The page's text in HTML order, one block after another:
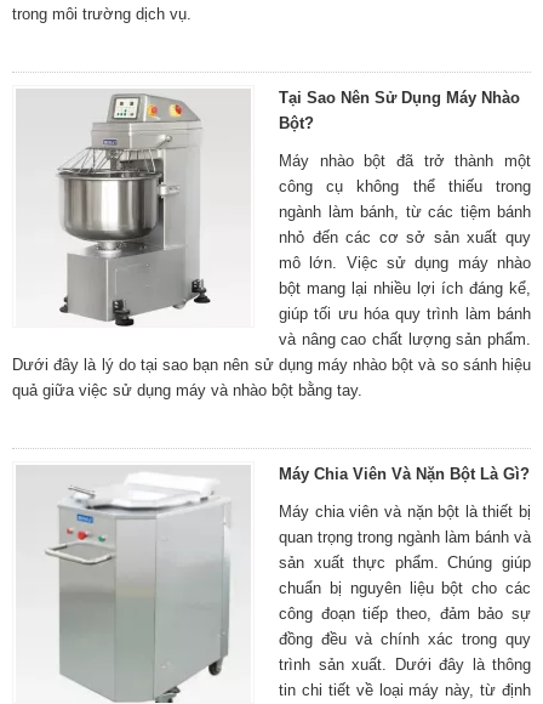
trong môi trường dịch vụ.
Tại Sao Nên Sử Dụng Máy Nhào
Bột?
Máy nhào bột đã trở thành một
công cụ không thể thiếu trong
ngành làm bánh, từ các tiệm bánh
nhỏ đến các cơ sở sản xuất quy
mô lớn. Việc sử dụng máy nhào
bột mang lại nhiều lợi ích đáng kể,
giúp tối ưu hóa quy trình làm bánh
và nâng cao chất lượng sản phẩm.
Dưới đây là lý do tại sao bạn nên sử dụng máy nhào bột và so sánh hiệu
quả giữa việc sử dụng máy và nhào bột bằng tay.
Máy Chia Viên Và Nặn Bột Là Gì?
Máy chia viên và nặn bột là thiết bị
quan trọng trong ngành làm bánh và
sản xuất thực phẩm. Chúng giúp
chuẩn bị nguyên liệu bột cho các
công đoạn tiếp theo, đảm bảo sự
đồng đều và chính xác trong quy
trình sản xuất. Dưới đây là thông
tin chi tiết về loại máy này, từ định